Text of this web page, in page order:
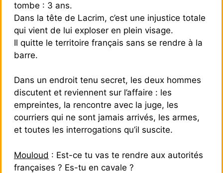
tombe : 3 ans.
Dans la tête de Lacrim, c’est une injustice totale
qui vient de lui exploser en plein visage.
Il quitte le territoire français sans se rendre à la
barre.
Dans un endroit tenu secret, les deux hommes
discutent et reviennent sur l’affaire : les
empreintes, la rencontre avec la juge, les
courriers qui ne sont jamais arrivés, les armes,
et toutes les interrogations qu’il suscite.
Mouloud : Est-ce tu vas te rendre aux autorités
françaises ? Es-tu en cavale ?